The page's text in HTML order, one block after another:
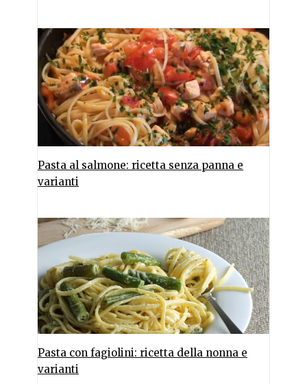
Pasta al salmone: ricetta senza panna e
varianti
Pasta con fagiolini: ricetta della nonna e
varianti